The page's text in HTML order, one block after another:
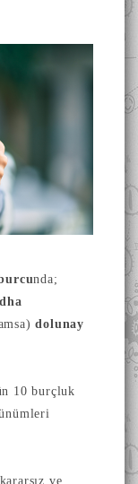
nda;
dolunay
10 burçluk
ve